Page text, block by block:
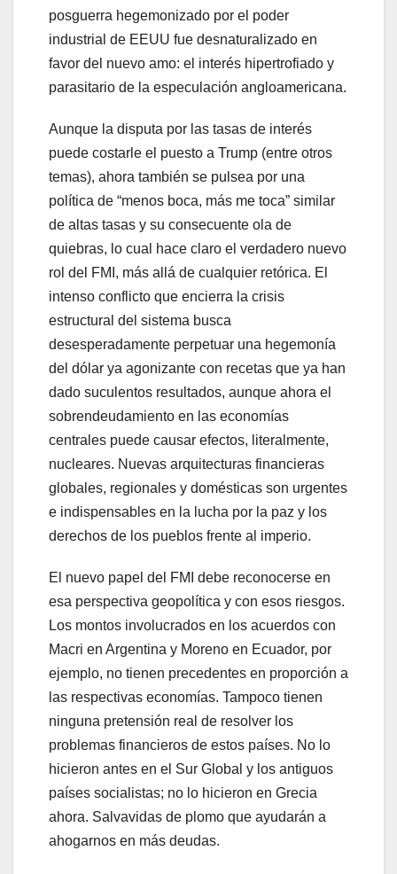
posguerra hegemonizado por el poder
industrial de EEUU fue desnaturalizado en
favor del nuevo amo: el interés hipertrofiado y
parasitario de la especulación angloamericana.
Aunque la disputa por las tasas de interés
puede costarle el puesto a Trump (entre otros
temas), ahora también se pulsea por una
política de “menos boca, más me toca” similar
de altas tasas y su consecuente ola de
quiebras, lo cual hace claro el verdadero nuevo
rol del FMI, más allá de cualquier retórica. El
intenso conflicto que encierra la crisis
estructural del sistema busca
desesperadamente perpetuar una hegemonía
del dólar ya agonizante con recetas que ya han
dado suculentos resultados, aunque ahora el
sobrendeudamiento en las economías
centrales puede causar efectos, literalmente,
nucleares. Nuevas arquitecturas financieras
globales, regionales y domésticas son urgentes
e indispensables en la lucha por la paz y los
derechos de los pueblos frente al imperio.
El nuevo papel del FMI debe reconocerse en
esa perspectiva geopolítica y con esos riesgos.
Los montos involucrados en los acuerdos con
Macri en Argentina y Moreno en Ecuador, por
ejemplo, no tienen precedentes en proporción a
las respectivas economías. Tampoco tienen
ninguna pretensión real de resolver los
problemas financieros de estos países. No lo
hicieron antes en el Sur Global y los antiguos
países socialistas; no lo hicieron en Grecia
ahora. Salvavidas de plomo que ayudarán a
ahogarnos en más deudas.